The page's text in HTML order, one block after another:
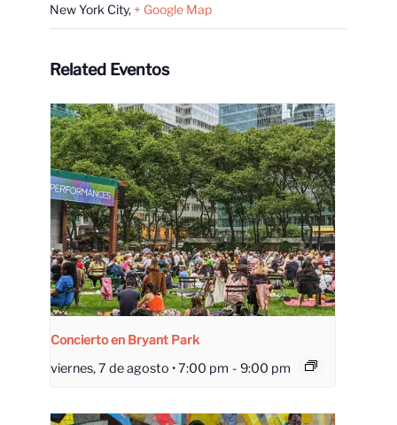
New York City, + Google Map
Related Eventos
Concierto en Bryant Park
viernes, 7 de agosto • 7:00 pm - 9:00 pm